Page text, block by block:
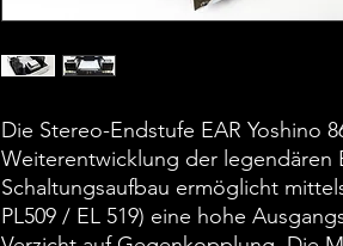
Die Stereo-Endstufe EAR Yoshino
Weiterentwicklung der legendären
Schaltungsaufbau ermöglicht
PL509 / EL 519) eine hohe